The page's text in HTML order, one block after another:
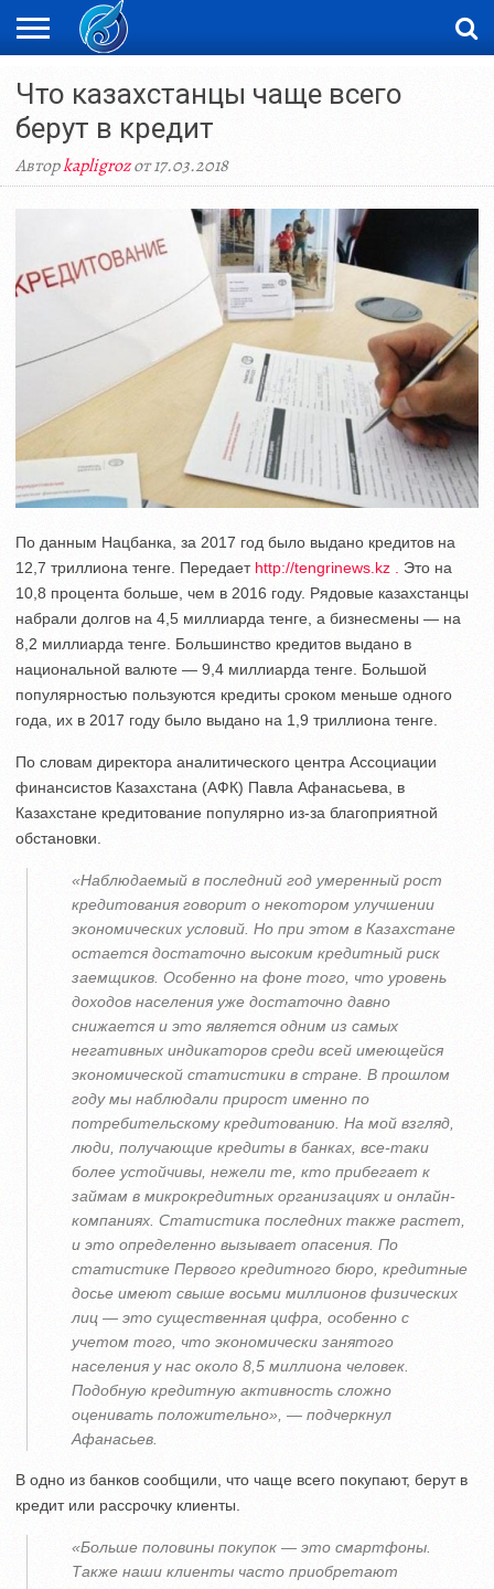
НОВОСТИ
ВИДЕО
ФОТОРЕПОРТАЖИ
ОРКЕН
Что казахстанцы чаще всего
берут в кредит
Авторkapligrozот 17.03.2018
По данным Нацбанка, за 2017 год было выдано кредитов на
12,7 триллиона тенге. Передает http://tengrinews.kz . Это на
10,8 процента больше, чем в 2016 году. Рядовые казахстанцы
набрали долгов на 4,5 миллиарда тенге, а бизнесмены — на
8,2 миллиарда тенге. Большинство кредитов выдано в
национальной валюте — 9,4 миллиарда тенге. Большой
популярностью пользуются кредиты сроком меньше одного
года, их в 2017 году было выдано на 1,9 триллиона тенге.
По словам директора аналитического центра Ассоциации
финансистов Казахстана (АФК) Павла Афанасьева, в
Казахстане кредитование популярно из-за благоприятной
обстановки.
«Наблюдаемый в последний год умеренный рост
кредитования говорит о некотором улучшении
экономических условий. Но при этом в Казахстане
остается достаточно высоким кредитный риск
заемщиков. Особенно на фоне того, что уровень
доходов населения уже достаточно давно
снижается и это является одним из самых
негативных индикаторов среди всей имеющейся
экономической статистики в стране. В прошлом
году мы наблюдали прирост именно по
потребительскому кредитованию. На мой взгляд,
люди, получающие кредиты в банках, все-таки
более устойчивы, нежели те, кто прибегает к
займам в микрокредитных организациях и онлайн-
компаниях. Статистика последних также растет,
и это определенно вызывает опасения. По
статистике Первого кредитного бюро, кредитные
досье имеют свыше восьми миллионов физических
лиц — это существенная цифра, особенно с
учетом того, что экономически занятого
населения у нас около 8,5 миллиона человек.
Подобную кредитную активность сложно
оценивать положительно», — подчеркнул
Афанасьев.
В одно из банков сообщили, что чаще всего покупают, берут в
кредит или рассрочку клиенты.
«Больше половины покупок — это смартфоны.
Также наши клиенты часто приобретают